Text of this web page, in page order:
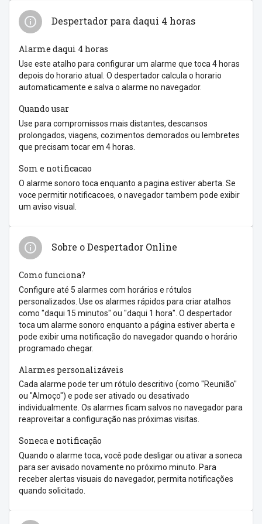
Despertador para daqui 4 horas
Alarme daqui 4 horas
Use este atalho para configurar um alarme que toca 4 horas
depois do horario atual. O despertador calcula o horario
automaticamente e salva o alarme no navegador.
Quando usar
Use para compromissos mais distantes, descansos
prolongados, viagens, cozimentos demorados ou lembretes
que precisam tocar em 4 horas.
Som e notificacao
O alarme sonoro toca enquanto a pagina estiver aberta. Se
voce permitir notificacoes, o navegador tambem pode exibir
um aviso visual.
Sobre o Despertador Online
Como funciona?
Configure até 5 alarmes com horários e rótulos
personalizados. Use os alarmes rápidos para criar atalhos
como "daqui 15 minutos" ou "daqui 1 hora". O despertador
toca um alarme sonoro enquanto a página estiver aberta e
pode exibir uma notificação do navegador quando o horário
programado chegar.
Alarmes personalizáveis
Cada alarme pode ter um rótulo descritivo (como "Reunião"
ou "Almoço") e pode ser ativado ou desativado
individualmente. Os alarmes ficam salvos no navegador para
reaproveitar a configuração nas próximas visitas.
Soneca e notificação
Quando o alarme toca, você pode desligar ou ativar a soneca
para ser avisado novamente no próximo minuto. Para
receber alertas visuais do navegador, permita notificações
quando solicitado.